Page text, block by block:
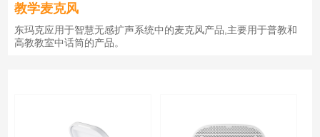
教学麦克风
东玛克应用于智慧无感扩声系统中的麦克风产品,主要用于普教和
高教教室中话筒的产品。